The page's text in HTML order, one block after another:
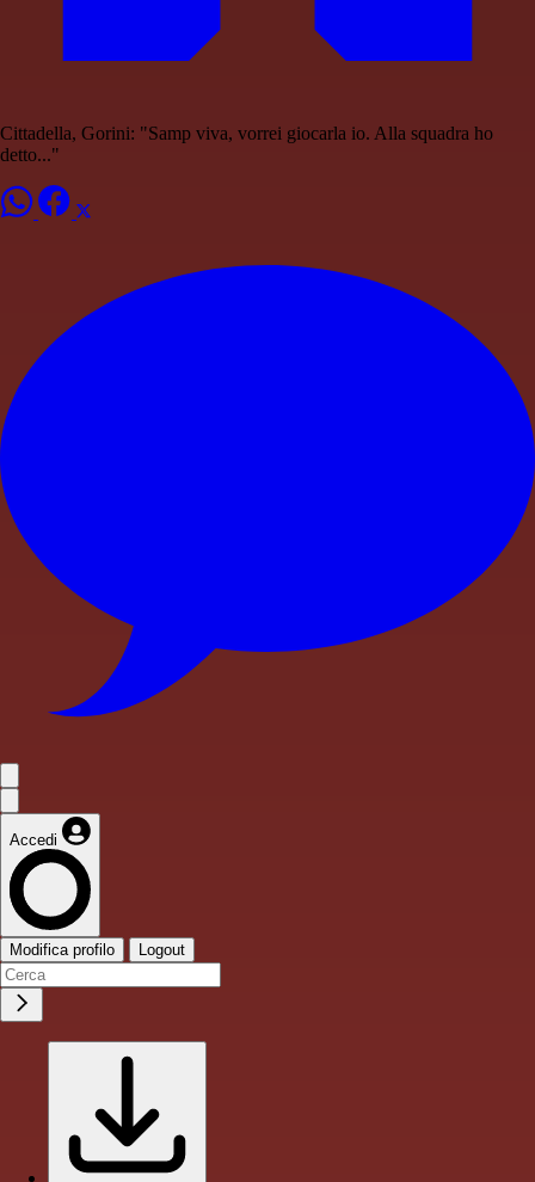
Cittadella, Gorini: "Samp viva, vorrei giocarla io. Alla squadra ho
detto..."
Accedi
Modifica profilo Logout